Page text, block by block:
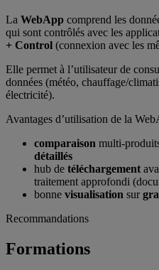
La WebApp comprend les
qui sont contrôlés avec les
+ Control (connexion avec les
Elle permet à l’utilisateur de
données (météo, chauffage/
électricité).
Avantages d’utilisation de la
comparaison multi-
détaillés
hub de téléchargement
traitement approfondi
bonne visualisation sur
Recommandations
Formations